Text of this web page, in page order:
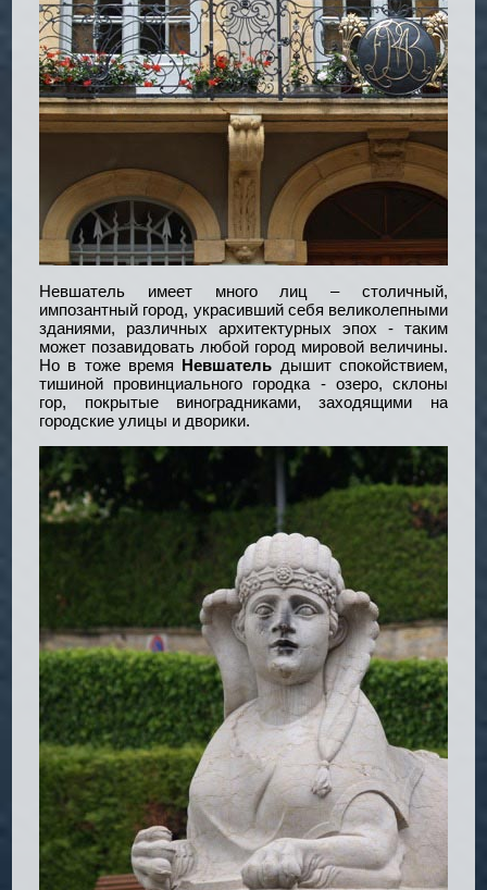
Невшатель имеет много лиц – столичный,
импозантный город, украсивший себя великолепными
зданиями, различных архитектурных эпох - таким
может позавидовать любой город мировой величины.
Но в тоже время Невшатель дышит спокойствием,
тишиной провинциального городка - озеро, склоны
гор, покрытые виноградниками, заходящими на
городские улицы и дворики.